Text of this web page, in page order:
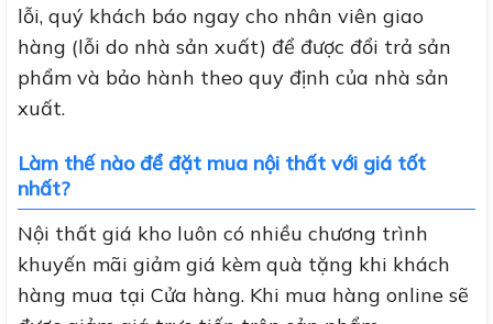
lỗi, quý khách báo ngay cho nhân viên giao
hàng (lỗi do nhà sản xuất) để được đổi trả sản
phẩm và bảo hành theo quy định của nhà sản
xuất.
Làm thế nào để đặt mua nội thất với giá tốt
nhất?
Nội thất giá kho luôn có nhiều chương trình
khuyến mãi giảm giá kèm quà tặng khi khách
hàng mua tại Cửa hàng. Khi mua hàng online sẽ